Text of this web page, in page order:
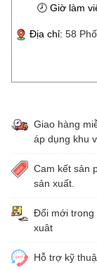
🕗 Giờ làm
Địa chỉ: 58
Giao hàng
áp dụng khu
Cam kết sản
sản xuất.
Đổi mới trong
xuât
Hỗ trợ kỹ